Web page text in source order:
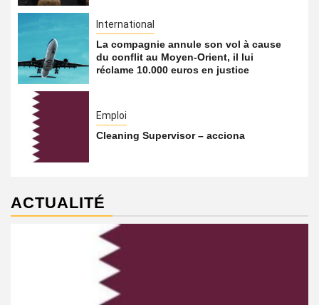
International
La compagnie annule son vol à cause
du conflit au Moyen-Orient, il lui
réclame 10.000 euros en justice
Emploi
Cleaning Supervisor – acciona
ACTUALITÉ